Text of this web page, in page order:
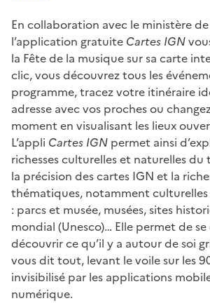
En collaboration avec le ministère
l’application gratuite Cartes IGN
la Fête de la musique sur sa carte
clic, vous découvrez tous les
programme, tracez votre itinéraire
adresse avec vos proches ou
moment en visualisant les lieux
L’appli Cartes IGN permet ainsi
richesses culturelles et naturelles du
la précision des cartes IGN et la
thématiques, notamment
: parcs et musée, musées, sites
mondial (Unesco)… Elle permet de
découvrir ce qu’il y a autour de soi
vous dit tout, levant le voile sur les
invisibilisé par les applications
numérique.